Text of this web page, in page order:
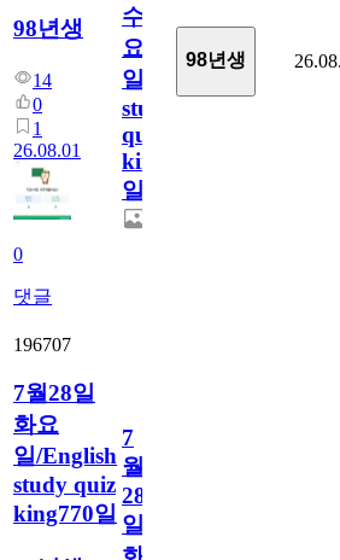
98년생
14
0
1
26.08.01
0
댓글
수
요
일/English
study
quiz
king771
일
98년생
196707
7월28일
화요
일/English
study quiz
king770일
7
월
28
일